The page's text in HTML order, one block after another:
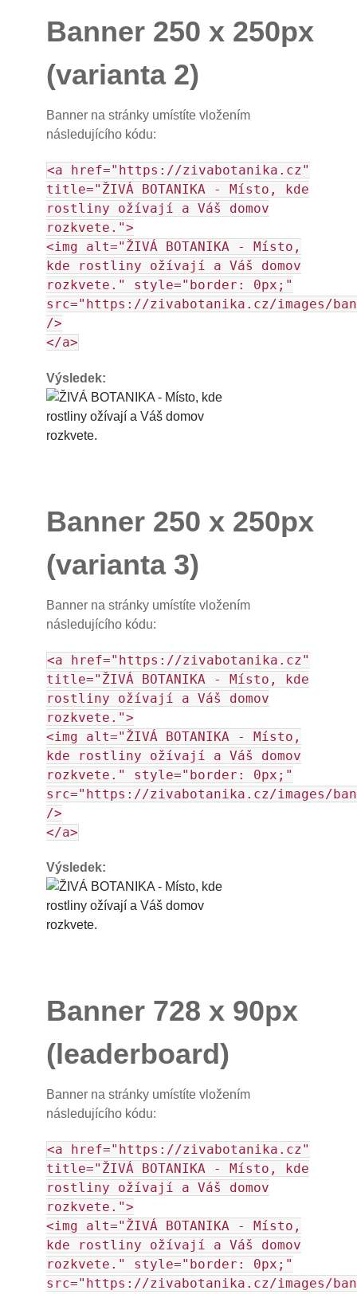
Banner 250 x 250px
(varianta 2)
Banner na stránky umístíte vložením
následujícího kódu:
<a href="https://zivabotanika.cz"
title="ŽIVÁ BOTANIKA - Místo, kde
rostliny ožívají a Váš domov
rozkvete.">
<img alt="ŽIVÁ BOTANIKA - Místo,
kde rostliny ožívají a Váš domov
rozkvete." style="border: 0px;"
src="https://zivabotanika.cz/images/
/>
</a>
Výsledek:
Banner 250 x 250px
(varianta 3)
Banner na stránky umístíte vložením
následujícího kódu:
<a href="https://zivabotanika.cz"
title="ŽIVÁ BOTANIKA - Místo, kde
rostliny ožívají a Váš domov
rozkvete.">
<img alt="ŽIVÁ BOTANIKA - Místo,
kde rostliny ožívají a Váš domov
rozkvete." style="border: 0px;"
src="https://zivabotanika.cz/images/
/>
</a>
Výsledek:
Banner 728 x 90px
(leaderboard)
Banner na stránky umístíte vložením
následujícího kódu:
<a href="https://zivabotanika.cz"
title="ŽIVÁ BOTANIKA - Místo, kde
rostliny ožívají a Váš domov
rozkvete.">
<img alt="ŽIVÁ BOTANIKA - Místo,
kde rostliny ožívají a Váš domov
rozkvete." style="border: 0px;"
src="https://zivabotanika.cz/images/